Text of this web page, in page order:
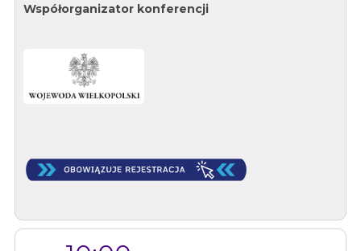
Współorganizator konferencji